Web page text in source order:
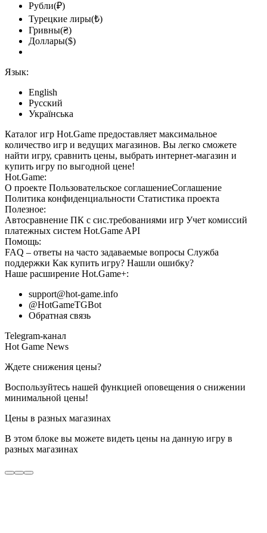
Рубли(₽)
Турецкие лиры(₺)
Гривны(₴)
Доллары($)
Язык:
English
Русский
Українська
Каталог игр Hot.Game предоставляет максимальное
количество игр и ведущих магазинов. Вы легко сможете
найти игру, сравнить цены, выбрать интернет-магазин и
купить игру по выгодной цене!
Hot.Game:
О проекте Пользовательское соглашениеСоглашение
Политика конфиденциальности Статистика проекта
Полезное:
Автосравнение ПК с сис.требованиями игр Учет комиссий
платежных систем Hot.Game API
Помощь:
FAQ – ответы на часто задаваемые вопросы Служба
поддержки Как купить игру? Нашли ошибку?
Наше расширение Hot.Game+:
support@hot-game.info
@HotGameTGBot
Обратная связь
Telegram-канал
Hot Game News
Ждете снижения цены?
Воспользуйтесь нашей функцией оповещения о снижении
минимальной цены!
Цены в разных магазинах
В этом блоке вы можете видеть цены на данную игру в
разных магазинах